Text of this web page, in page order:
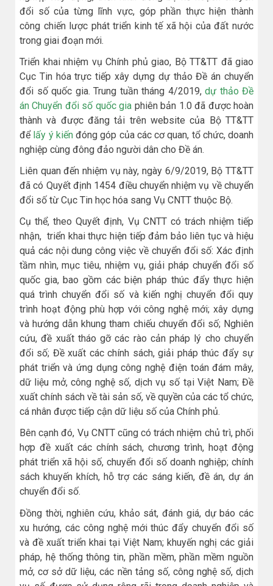
đổi số của từng lĩnh vực, góp phần thực hiện thành
công chiến lược phát triển kinh tế xã hội của đất nước
trong giai đoạn mới.
Triển khai nhiệm vụ Chính phủ giao, Bộ TT&TT đã giao
Cục Tin hóa trực tiếp xây dựng dự thảo Đề án chuyển
đổi số quốc gia. Trung tuần tháng 4/2019, dự thảo Đề
án Chuyển đổi số quốc gia phiên bản 1.0 đã được hoàn
thành và được đăng tải trên website của Bộ TT&TT
để lấy ý kiếnđóng góp của các cơ quan, tổ chức, doanh
nghiệp cùng đông đảo người dân cho Đề án.
Liên quan đến nhiệm vụ này, ngày 6/9/2019, Bộ TT&TT
đã có Quyết định 1454 điều chuyển nhiệm vụ về chuyển
đổi số từ Cục Tin học hóa sang Vụ CNTT thuộc Bộ.
Cụ thể, theo Quyết định, Vụ CNTT có trách nhiệm tiếp
nhận, triển khai thực hiện tiếp đảm bảo liên tục và hiệu
quả các nội dung công việc về chuyển đổi số: Xác định
tầm nhìn, mục tiêu, nhiệm vụ, giải pháp chuyển đổi số
quốc gia, bao gồm các biện pháp thúc đẩy thực hiện
quá trình chuyển đổi số và kiến nghị chuyển đổi quy
trình hoạt động phù hợp với công nghệ mới; xây dựng
và hướng dẫn khung tham chiếu chuyển đổi số; Nghiên
cứu, đề xuất tháo gỡ các rào cản pháp lý cho chuyển
đổi số; Đề xuất các chính sách, giải pháp thúc đẩy sự
phát triển và ứng dụng công nghệ điện toán đám mây,
dữ liệu mở, công nghệ số, dịch vụ số tại Việt Nam; Đề
xuất chính sách về tài sản số, về quyền của các tổ chức,
cá nhân được tiếp cận dữ liệu số của Chính phủ.
Bên cạnh đó, Vụ CNTT cũng có trách nhiệm chủ trì, phối
hợp đề xuất các chính sách, chương trình, hoạt động
phát triển xã hội số, chuyển đổi số doanh nghiệp; chính
sách khuyến khích, hỗ trợ các sáng kiến, đề án, dự án
chuyển đổi số.
Đồng thời, nghiên cứu, khảo sát, đánh giá, dự báo các
xu hướng, các công nghệ mới thúc đẩy chuyển đổi số
và đề xuất triển khai tại Việt Nam; khuyến nghị các giải
pháp, hệ thống thông tin, phần mềm, phần mềm nguồn
mở, cơ sở dữ liệu, các nền tảng số, công nghệ số, dịch